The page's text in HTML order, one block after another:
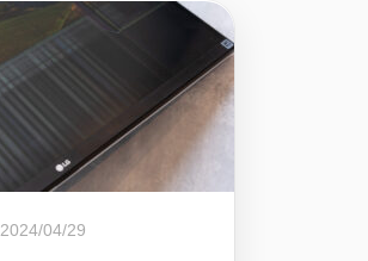
2024/04/29